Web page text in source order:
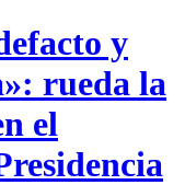
y
rueda la
el